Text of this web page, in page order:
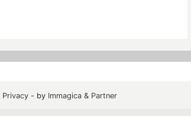
Privacy - by Immagica & Partner